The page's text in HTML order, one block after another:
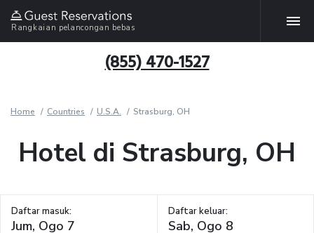
Rangkaian pelancongan bebas
(855) 470-1527
Home Countries U.S.A. Strasburg, OH
Hotel di Strasburg, OH
Daftar masuk: Daftar keluar: